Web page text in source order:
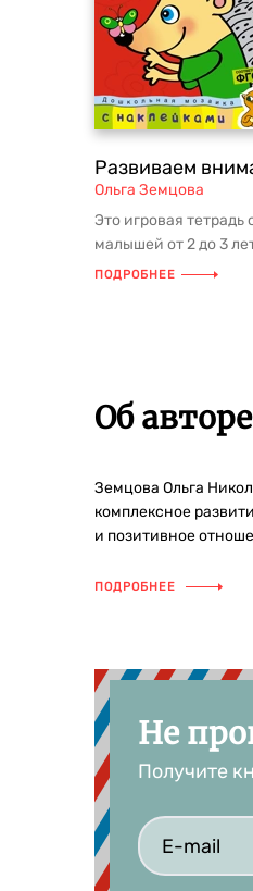
Развиваем
Ольга Земцова
Это игровая
малышей от 2 до 3
задания, которые
ПОДРОБНЕЕ
Об авторе
Земцова Ольга
комплексное
и позитивное
ПОДРОБНЕЕ
Не
Получите